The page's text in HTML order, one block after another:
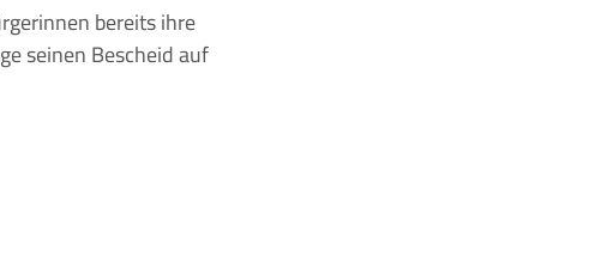
bereits ihre
seinen Bescheid auf